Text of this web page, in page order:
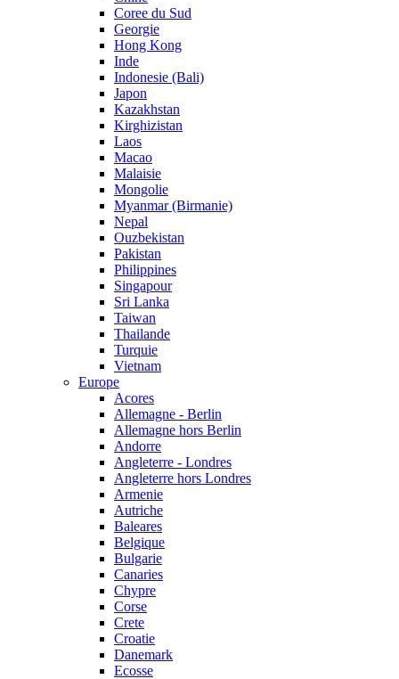
Coree du Sud
Georgie
Hong Kong
Inde
Indonesie (Bali)
Japon
Kazakhstan
Kirghizistan
Laos
Macao
Malaisie
Mongolie
Myanmar (Birmanie)
Nepal
Ouzbekistan
Pakistan
Philippines
Singapour
Sri Lanka
Taiwan
Thailande
Turquie
Vietnam
Europe
Acores
Allemagne - Berlin
Allemagne hors Berlin
Andorre
Angleterre - Londres
Angleterre hors Londres
Armenie
Autriche
Baleares
Belgique
Bulgarie
Canaries
Chypre
Corse
Crete
Croatie
Danemark
Ecosse